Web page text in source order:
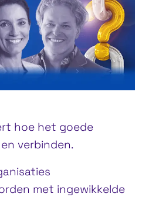
hoe het goede
verbinden.
met ingewikkelde